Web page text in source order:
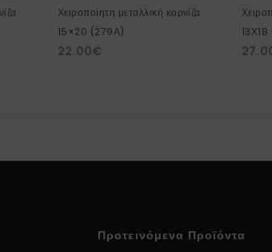
Χειροποίητη μεταλλική κορνίζα
15×20 (279Α)
22.00€
Προτεινόμενα Προϊόντα